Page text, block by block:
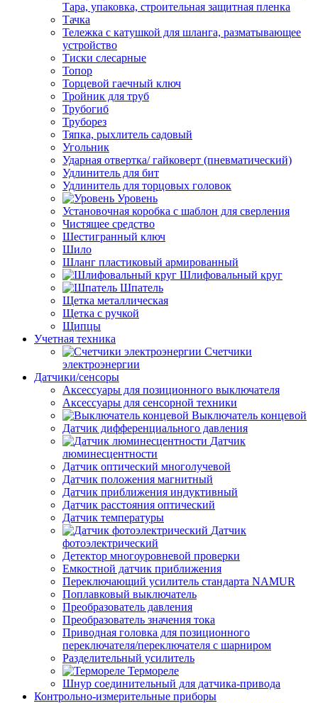
Тара, упаковка, строительная защитная пленка
Тачка
Тележка с катушкой для шланга, разматывающее
устройство
Тиски слесарные
Топор
Торцевой гаечный ключ
Тройник для труб
Трубогиб
Труборез
Тяпка, рыхлитель садовый
Угольник
Ударная отвертка/ гайковерт (пневматический)
Удлинитель для бит
Удлинитель для торцовых головок
Уровень
Установочная коробка с шаблон для сверления
Чистящее средство
Шестигранный ключ
Шило
Шланг пластиковый армированный
Шлифовальный круг
Шпатель
Щетка металлическая
Щетка с ручкой
Щипцы
Учетная техника
Счетчики
электроэнергии
Датчики/сенсоры
Аксессуары для позиционного выключателя
Аксессуары для сенсорной техники
Выключатель концевой
Датчик дифференциального давления
Датчик
люминесцентности
Датчик оптический многолучевой
Датчик положения магнитный
Датчик приближения индуктивный
Датчик расстояния оптический
Датчик температуры
Датчик
фотоэлектрический
Детектор многоуровневой проверки
Емкостной датчик приближения
Переключающий усилитель стандарта NAMUR
Поплавковый выключатель
Преобразователь давления
Преобразователь значения тока
Приводная головка для позиционного
переключателя/переключателя с шарниром
Разделительный усилитель
Термореле
Шнур соединительный для датчика-привода
Контрольно-измерительные приборы